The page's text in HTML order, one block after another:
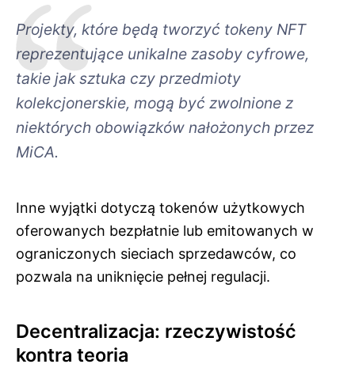
Projekty, które będą tworzyć tokeny NFT
reprezentujące unikalne zasoby cyfrowe,
takie jak sztuka czy przedmioty
kolekcjonerskie, mogą być zwolnione z
niektórych obowiązków nałożonych przez
MiCA.
Inne wyjątki dotyczą tokenów użytkowych
oferowanych bezpłatnie lub emitowanych w
ograniczonych sieciach sprzedawców, co
pozwala na uniknięcie pełnej regulacji.
Decentralizacja: rzeczywistość
kontra teoria